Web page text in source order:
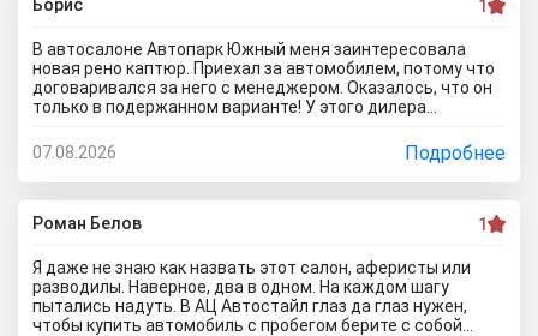
Борис 1
В автосалоне Автопарк Южный меня заинтересовала
новая рено каптюр. Приехал за автомобилем, потому что
договаривался за него с менеджером. Оказалось, что он
только в подержанном варианте! У этого дилера
советовал бы вам приезжать в этот автоцентр на
Гражданскую 1Д в Ставрополь, потому что это наглый
обман! Они только на сайте большой автосалон с
шикарными ценами, на деле мелкая шарашка разводящая
покупателей.
07.08.2026 Подробнее
Роман Белов 1
Я даже не знаю как назвать этот салон, аферисты или
разводилы. Наверное, два в одном. На каждом шагу
пытались надуть. В АЦ Автостайл глаз да глаз нужен,
чтобы купить автомобиль с пробегом берите с собой